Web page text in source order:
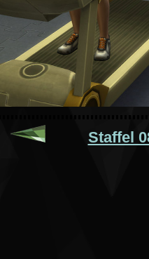
Staffel